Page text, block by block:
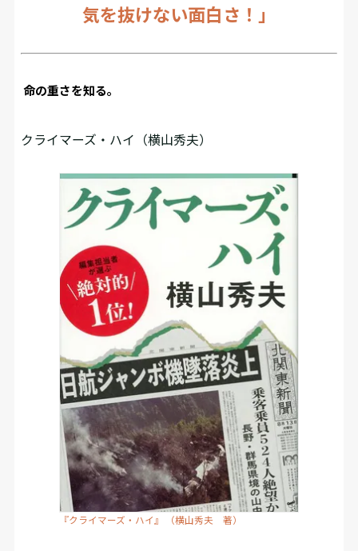
気を抜けない面白さ！」
命の重さを知る。
クライマーズ・ハイ（横山秀夫）
『クライマーズ・ハイ』 （横山秀夫 著）